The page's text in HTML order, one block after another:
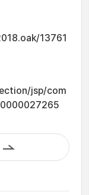
13761
jsp/com